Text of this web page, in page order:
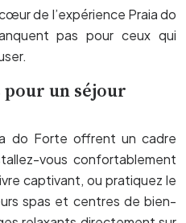
de l’expérience Praia do
pas pour ceux qui
un séjour
do Forte offrent un cadre
vous confortablement
captivant, ou pratiquez le
spas et centres de bien-